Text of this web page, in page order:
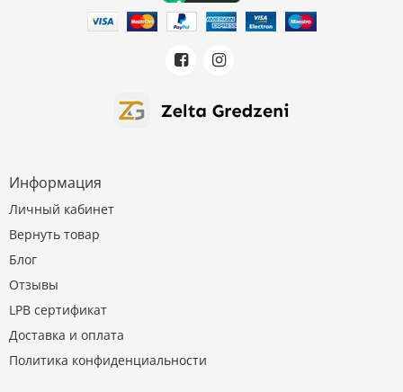
Информация
Личный кабинет
Вернуть товар
Блог
Отзывы
LPB сертификат
Доставка и оплата
Политика конфиденциальности